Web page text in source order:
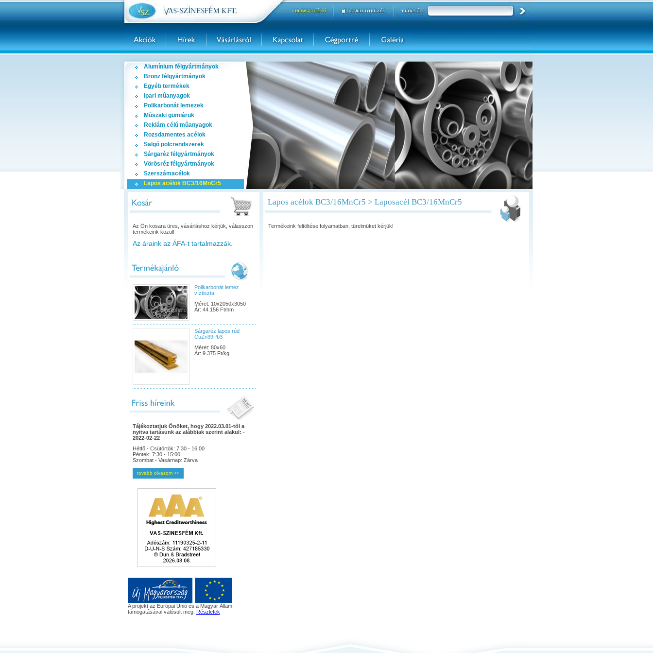
Alumínium félgyártmányok
Bronz félgyártmányok
Egyéb termékek
Ipari mûanyagok
Polikarbonát lemezek
Mûszaki gumiáruk
Reklám célú mûanyagok
Rozsdamentes acélok
Salgó polcrendszerek
Sárgaréz félgyártmányok
Vörösréz félgyártmányok
Szerszámacélok
Lapos acélok BC3/16MnCr5
Az Ön kosara üres, vásárláshoz kérjük, válasszon
termékeink közül!
Az áraink az ÁFA-t tartalmazzák.
Polikarbonát lemez
víztiszta
Méret: 10x2050x3050
Ár: 44.156 Ft/nm
Sárgaréz lapos rúd
CuZn39Pb3
Méret: 80x60
Ár: 9.375 Ft/kg
Tájékoztatjuk Önöket, hogy 2022.03.01-tõl a
nyitva tartásunk az alábbiak szerint alakul: -
2022-02-22
Hétfõ - Csütörtök: 7:30 - 16:00
Péntek: 7:30 - 15:00
Szombat - Vasárnap: Zárva
tovább olvasom >>
A projekt az Európai Unió és a Magyar Állam
támogatásával valósult meg. Részletek
Lapos acélok BC3/16MnCr5 > Laposacél BC3/16MnCr5
Termékeink feltöltése folyamatban, türelmüket kérjük!